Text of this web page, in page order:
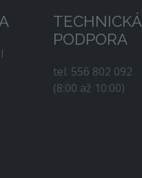
TECHNICKÁ
PODPORA
tel. 556 802 092
(8:00 až 10:00)